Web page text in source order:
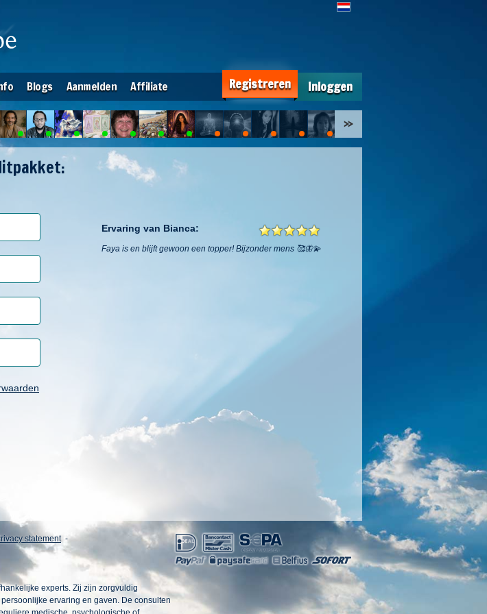
Blogs Aanmelden Affiliate Registreren Inloggen
Ervaring van Bianca:
Faya is en blijft gewoon een topper! Bijzonder mens 🥰🦋💫
statement-
experts. Zij zijn zorgvuldig
ervaring en gaven. De consulten